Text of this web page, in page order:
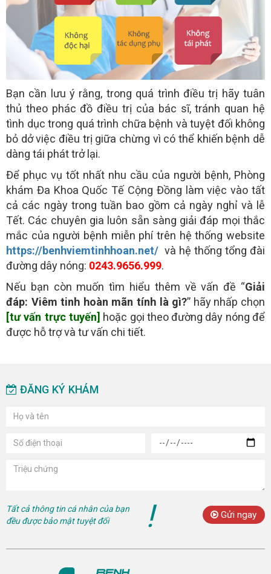
Bạn cần lưu ý rằng, trong quá trình điều trị hãy tuân
thủ theo phác đồ điều trị của bác sĩ, tránh quan hệ
tình dục trong quá trình chữa bệnh và tuyệt đối không
bỏ dở việc điều trị giữa chừng vì có thể khiến bệnh dễ
dàng tái phát trở lại.
Để phục vụ tốt nhất nhu cầu của người bệnh, Phòng
khám Đa Khoa Quốc Tế Cộng Đồng làm việc vào tất
cả các ngày trong tuần bao gồm cả ngày nghỉ và lễ
Tết. Các chuyên gia luôn sẵn sàng giải đáp mọi thắc
mắc của người bệnh miễn phí trên hệ thống website
https://benhviemtinhhoan.net/ và hệ thống tổng đài
đường dây nóng: 0243.9656.999.
Nếu bạn còn muốn tìm hiểu thêm về vấn đề “Giải
đáp: Viêm tinh hoàn mãn tính là gì?” hãy nhấp chọn
[tư vấn trực tuyến] hoặc gọi theo đường dây nóng để
được hỗ trợ và tư vấn chi tiết.
ĐĂNG KÝ KHÁM
Tất cả thông tin cá nhân của bạn
đều được bảo mật tuyệt đối
! Gửi ngay